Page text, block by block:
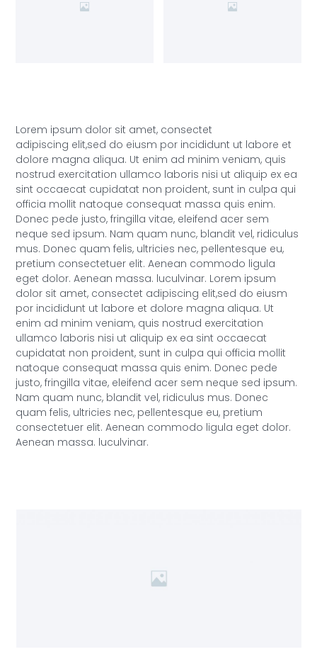
Lorem ipsum dolor sit amet, consectet
adipiscing elit,sed do eiusm por incididunt ut labore et
dolore magna aliqua. Ut enim ad minim veniam, quis
nostrud exercitation ullamco laboris nisi ut aliquip ex ea
sint occaecat cupidatat non proident, sunt in culpa qui
officia mollit natoque consequat massa quis enim.
Donec pede justo, fringilla vitae, eleifend acer sem
neque sed ipsum. Nam quam nunc, blandit vel, ridiculus
mus. Donec quam felis, ultricies nec, pellentesque eu,
pretium consectetuer elit. Aenean commodo ligula
eget dolor. Aenean massa. luculvinar. Lorem ipsum
dolor sit amet, consectet adipiscing elit,sed do eiusm
por incididunt ut labore et dolore magna aliqua. Ut
enim ad minim veniam, quis nostrud exercitation
ullamco laboris nisi ut aliquip ex ea sint occaecat
cupidatat non proident, sunt in culpa qui officia mollit
natoque consequat massa quis enim. Donec pede
justo, fringilla vitae, eleifend acer sem neque sed ipsum.
Nam quam nunc, blandit vel, ridiculus mus. Donec
quam felis, ultricies nec, pellentesque eu, pretium
consectetuer elit. Aenean commodo ligula eget dolor.
Aenean massa. luculvinar.